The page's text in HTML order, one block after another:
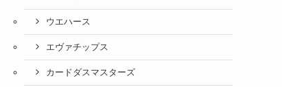
ウエハース
エヴァチップス
カードダスマスターズ